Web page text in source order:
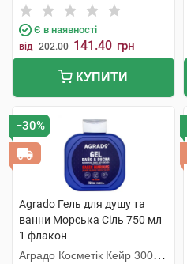
С.Л.У.
Є в наявності
від 202.00 141.40 грн
КУПИТИ
−30%
Agrado Гель для душу та
ванни Морська Сіль 750 мл
1 флакон
Аградо Косметік Кейр 3000